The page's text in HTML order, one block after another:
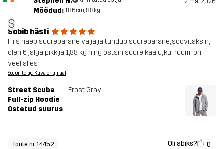
S
Mõõdud: 186cm, 88kg
Sobib hästi
Fliis näeb suurepärane välja ja tundub suurepärane, soovitaksin,
olen 6 jalga pikk ja 1,88 kg ning ostsin suure kaalu, kui ruumi on
veel alles
See on tõlge. Kuva originaal
Street Scuba
Full-zip Hoodie
Frost Gray
Ostetud suurus L
Toote nr 14452 Oli abiks? 0